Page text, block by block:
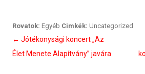
Rovatok: Egyéb Cimkék: Uncategorized
Bejegyzés
navigáció
← Jótékonysági koncert „Az
Élet Menete Alapítvány” javára